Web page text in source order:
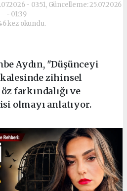
- 03:51, Güncelleme: 25.07.2026
- 01:39
kez okundu.
Aydın, "Düşünceyi
zihinsel
farkındalığı ve
olmayı anlatıyor.